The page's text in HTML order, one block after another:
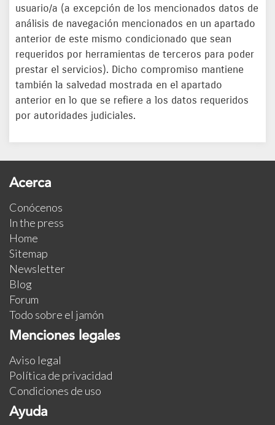
usuario/a (a excepción de los mencionados datos de
análisis de navegación mencionados en un apartado
anterior de este mismo condicionado que sean
requeridos por herramientas de terceros para poder
prestar el servicios). Dicho compromiso mantiene
también la salvedad mostrada en el apartado
anterior en lo que se refiere a los datos requeridos
por autoridades judiciales.
Acerca
Conócenos
In the press
Home
Sitemap
Newsletter
Blog
Forum
Todo sobre el jamón
Menciones legales
Aviso legal
Política de privacidad
Condiciones de uso
Ayuda